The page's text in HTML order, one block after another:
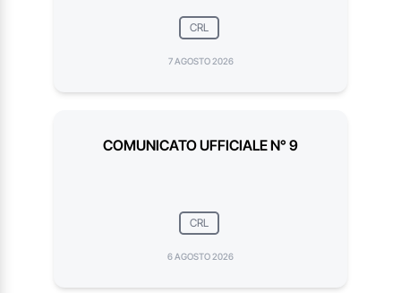
CRL
7 AGOSTO 2026
COMUNICATO UFFICIALE N° 9
CRL
6 AGOSTO 2026